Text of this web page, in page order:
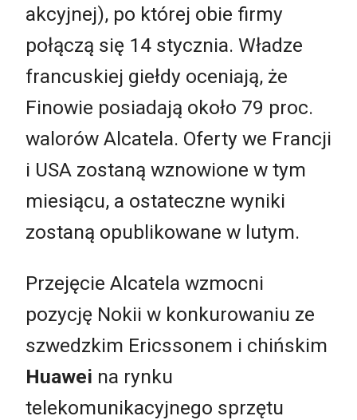
akcyjnej), po której obie firmy
połączą się 14 stycznia. Władze
francuskiej giełdy oceniają, że
Finowie posiadają około 79 proc.
walorów Alcatela. Oferty we Francji
i USA zostaną wznowione w tym
miesiącu, a ostateczne wyniki
zostaną opublikowane w lutym.
Przejęcie Alcatela wzmocni
pozycję Nokii w konkurowaniu ze
szwedzkim Ericssonem i chińskim
Huawei na rynku
telekomunikacyjnego sprzętu